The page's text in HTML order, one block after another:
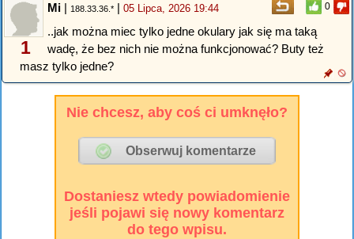
0
1
Mi | 188.33.36.* | 05 Lipca, 2026 19:44
..jak można miec tylko jedne okulary jak się ma taką
wadę, że bez nich nie można funkcjonować? Buty też
masz tylko jedne?
Nie chcesz, aby coś ci umknęło?
Dostaniesz wtedy powiadomienie
jeśli pojawi się nowy komentarz
do tego wpisu.